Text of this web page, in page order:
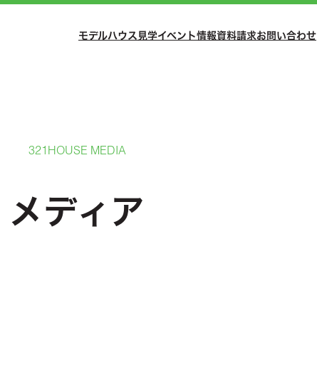
モデルハウス見学イベント情報資料請求お問い合わせ
321HOUSE MEDIA
メディア